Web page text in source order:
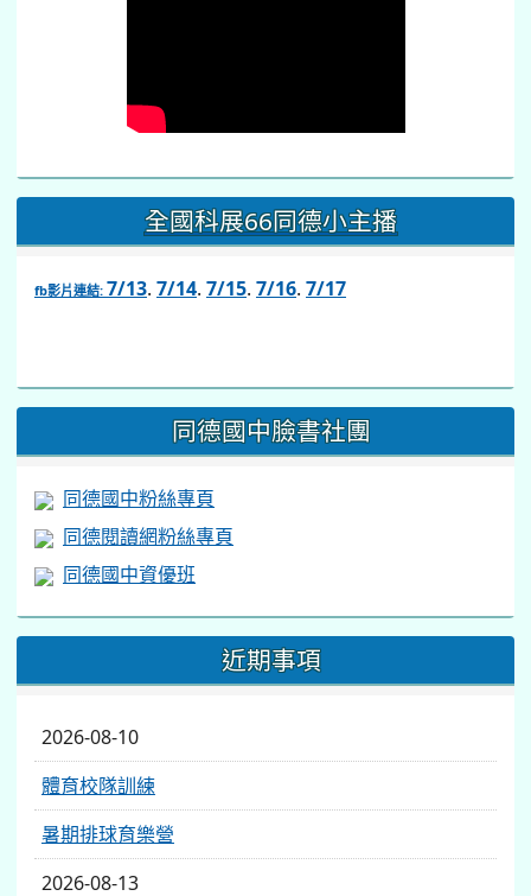
全國科展66同德小主播
fb影片連結: 7/13. 7/14. 7/15. 7/16. 7/17
https://www.facebook.com/share/v/1BsLSkstia/
同德國中臉書社團
同德國中粉絲專頁
同德閱讀網粉絲專頁
同德國中資優班
近期事項
2026-08-10
體育校隊訓練
暑期排球育樂營
2026-08-13